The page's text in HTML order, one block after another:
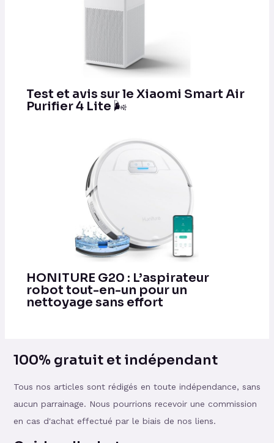
Test et avis sur le Xiaomi Smart Air
Purifier 4 Lite 🌬️
HONITURE G20 : L’aspirateur
robot tout-en-un pour un
nettoyage sans effort
100% gratuit et indépendant
Tous nos articles sont rédigés en toute indépendance, sans
aucun parrainage. Nous pourrions recevoir une commission
en cas d'achat effectué par le biais de nos liens.